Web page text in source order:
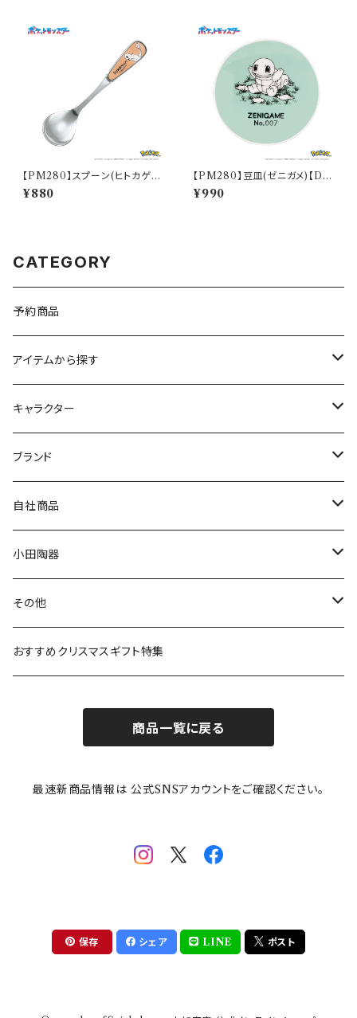
【PM280】スプーン(ヒトカゲ)
【Daily Sketch】PM282-850
¥880
【PM280】豆皿(ゼニガメ)【Dail
y Sketch】PM283-333
¥990
CATEGORY
予約商品
アイテムから探す
九谷焼
マグ＆カップ
プレート
ボウル
ガラスウェア
カトラリー
キャラクター
ムーミン
80th記念アイテム
リトルミイの日記念アイテム
MOOMIN ANIMATION
スヌーピー
ピーターラビット
ポケットモンスター
mofusand（モフサンド）
mofsand×日比谷花壇
ちびまる子ちゃんandクレヨンしんちゃん
ブランド
LA AMYS(エミーズ)
LISA LARSON(リサラーソン)
LAURA ASHLEY(ローラ アシュレイ)
Finlayson(フィンレイソン)
HANAE MORI(ハナエモリ)
THE BEATLES(ザ・ビートルズ)
【山加商店×yaeko】migratory bird
自社商品
ねこ企画
Cecera(セセラ)
CELEC(セレック)
隅切り重箱
HAPPY DINING(ハッピーダイニング)
小田陶器
さざなみ
吉祥
メイメイウェア
SoSo(ソソ）
その他
リサイクル食器
おすすめクリスマスギフト特集
商品一覧に戻る
最速新商品情報は 公式SNSアカウントをご確認ください。
保存 シェア LINE ポスト